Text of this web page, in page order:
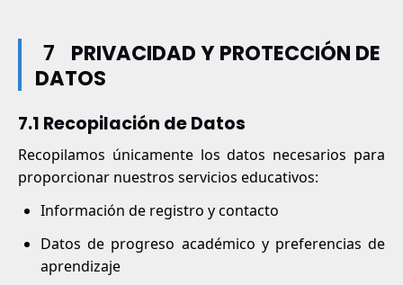
7
PRIVACIDAD Y PROTECCIÓN DE
DATOS
7.1 Recopilación de Datos
Recopilamos únicamente los datos necesarios para
proporcionar nuestros servicios educativos:
Información de registro y contacto
Datos de progreso académico y preferencias de
aprendizaje